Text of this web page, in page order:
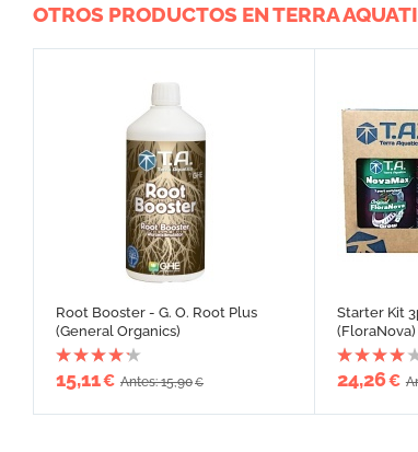
OTROS PRODUCTOS EN TERRA
Root Booster - G. O. Root Plus
(General Organics)
15,11€ Antes: 15,90€
Starter Kit
(FloraNova)
24,26€